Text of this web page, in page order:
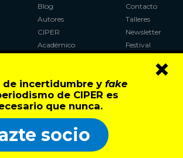
de incertidumbre y fake
de CIPER es
que nunca.
socio
×
Blog
Autores
CIPER
Académico
Al Plebiscito
con CIPER
Contacto
Talleres
Newsletter
Festival